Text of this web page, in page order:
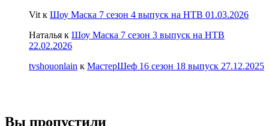
Vit к Шоу Маска 7 сезон 4 выпуск на НТВ 01.03.2026
Наталья к Шоу Маска 7 сезон 3 выпуск на НТВ
22.02.2026
tvshouonlain к МастерШеф 16 сезон 18 выпуск 27.12.2025
Вы пропустили